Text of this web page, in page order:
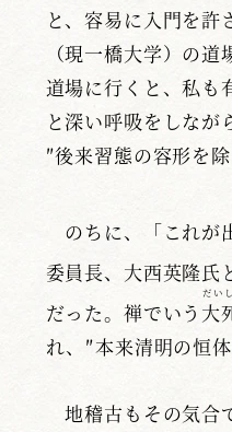
と、容易に入門を
（現一橋大学）の
道場に行くと、私も
と深い呼吸をしなが
″後来習態の容形を
のちに、「これが
委員長、大西英隆氏
だった。禅でいう 大
だい
れ、″本来清明の恒
地稽古もその気合